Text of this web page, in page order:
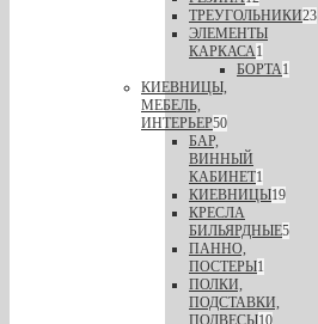
ТРЕУГОЛЬНИКИ23
ЭЛЕМЕНТЫ
КАРКАСА1
БОРТА1
КИЕВНИЦЫ,
МЕБЕЛЬ,
ИНТЕРЬЕР50
БАР,
ВИННЫЙ
КАБИНЕТ1
КИЕВНИЦЫ19
КРЕСЛА
БИЛЬЯРДНЫЕ5
ПАННО,
ПОСТЕРЫ1
ПОЛКИ,
ПОДСТАВКИ,
ПОДВЕСЫ10